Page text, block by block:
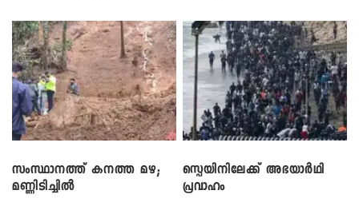
സംസ്ഥാനത്ത് കനത്ത മഴ;
മണ്ണിടിച്ചിൽ
സ്പെയിനിലേക്ക് അഭയാർഥി
പ്രവാഹം